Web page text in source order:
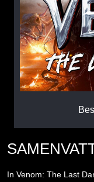
In Venom: The Last